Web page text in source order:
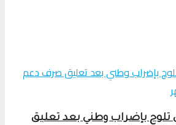
تلوح بإضراب وطني بعد تعليق